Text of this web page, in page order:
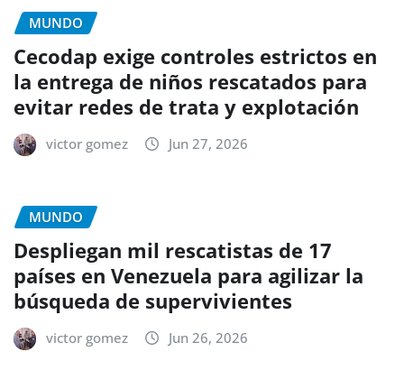
MUNDO
Cecodap exige controles estrictos en
la entrega de niños rescatados para
evitar redes de trata y explotación
victor gomez Jun 27, 2026
MUNDO
Despliegan mil rescatistas de 17
países en Venezuela para agilizar la
búsqueda de supervivientes
victor gomez Jun 26, 2026